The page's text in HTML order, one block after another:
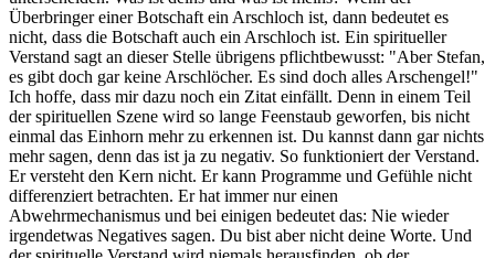
Überbringer einer Botschaft ein Arschloch ist, dann bedeutet es
nicht, dass die Botschaft auch ein Arschloch ist. Ein spiritueller
Verstand sagt an dieser Stelle übrigens pflichtbewusst: "Aber Stefan,
es gibt doch gar keine Arschlöcher. Es sind doch alles Arschengel!"
Ich hoffe, dass mir dazu noch ein Zitat einfällt. Denn in einem Teil
der spirituellen Szene wird so lange Feenstaub geworfen, bis nicht
einmal das Einhorn mehr zu erkennen ist. Du kannst dann gar nichts
mehr sagen, denn das ist ja zu negativ. So funktioniert der Verstand.
Er versteht den Kern nicht. Er kann Programme und Gefühle nicht
differenziert betrachten. Er hat immer nur einen
Abwehrmechanismus und bei einigen bedeutet das: Nie wieder
irgendetwas Negatives sagen. Du bist aber nicht deine Worte. Und